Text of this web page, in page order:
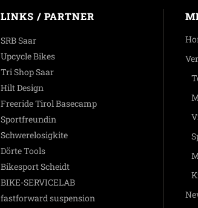
LINKS / PARTNER
SRB Saar
Upcycle Bikes
Tri Shop Saar
Hilt Design
Freeride Tirol Basecamp
Sportfreundin
Schwerelosigkite
Dörte Tools
Bikesport Scheidt
BIKE-SERVICELAB
fastforward suspension